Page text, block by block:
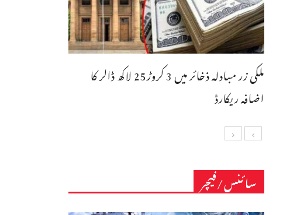
ملکی زر مبادلہ ذخائر میں 3 کروڑ25 لاکھ ڈالر کا
اضافہ ریکارڈ
سائنس/فیچر